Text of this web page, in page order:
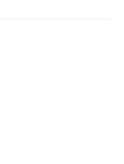
do seu
Máfia Satana, um
Tom se n**a a